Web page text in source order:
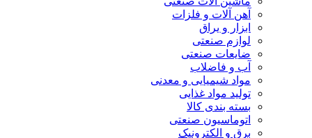
آهن آلات و فلزات
ابزار و یراق
لوازم صنعتی
ضایعات صنعتی
آب و فاضلاب
مواد شیمیایی و معدنی
تولید مواد غذایی
بسته بندی کالا
اتوماسیون صنعتی
برق و الکترونیک